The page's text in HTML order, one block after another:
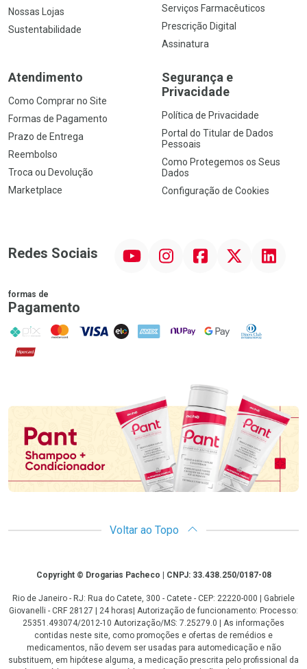
Nossas Lojas
Sustentabilidade
Serviços Farmacêuticos
Prescrição Digital
Assinatura
Atendimento
Como Comprar no Site
Formas de Pagamento
Prazo de Entrega
Reembolso
Troca ou Devolução
Marketplace
Segurança e
Privacidade
Política de Privacidade
Portal do Titular de Dados
Pessoais
Como Protegemos os Seus
Dados
Configuração de Cookies
Redes Sociais InstagramFacebookTwitter Linkedin
formas de
Pagamento
PIX MasterCard
VISA ELO AMEX NuPay Google PayDiners Club
Hipercard
Promoção em Destaque
Voltar ao Topo
CopyrightCopyright © Drogarias Pacheco | CNPJ: 33.438.250/0187-08
Rio de Janeiro - RJ: Rua do Catete, 300 - Catete - CEP: 22220-000 | Gabriele
Giovanelli - CRF 28127 | 24 horas| Autorização de funcionamento: Processo:
25351.493074/2012-10 Autorização/MS: 7.25279.0 | As informações
contidas neste site, como promoções e ofertas de remédios e
medicamentos, não devem ser usadas para automedicação e não
substituem, em hipótese alguma, a medicação prescrita pelo profissional da